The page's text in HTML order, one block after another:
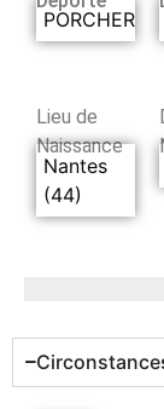
PORCHER
Lieu de
Naissance
Nantes
(44)